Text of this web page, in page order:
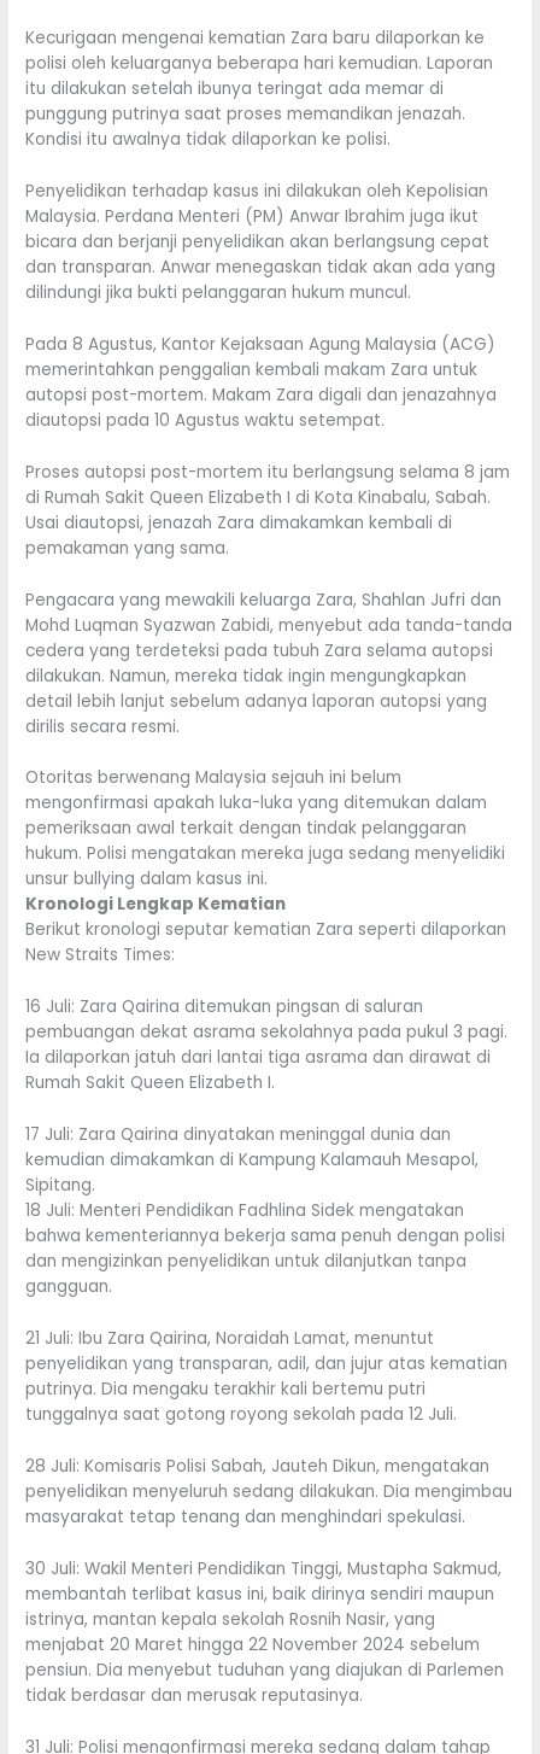
Kecurigaan mengenai kematian Zara baru dilaporkan ke
polisi oleh keluarganya beberapa hari kemudian. Laporan
itu dilakukan setelah ibunya teringat ada memar di
punggung putrinya saat proses memandikan jenazah.
Kondisi itu awalnya tidak dilaporkan ke polisi.
Penyelidikan terhadap kasus ini dilakukan oleh Kepolisian
Malaysia. Perdana Menteri (PM) Anwar Ibrahim juga ikut
bicara dan berjanji penyelidikan akan berlangsung cepat
dan transparan. Anwar menegaskan tidak akan ada yang
dilindungi jika bukti pelanggaran hukum muncul.
Pada 8 Agustus, Kantor Kejaksaan Agung Malaysia (ACG)
memerintahkan penggalian kembali makam Zara untuk
autopsi post-mortem. Makam Zara digali dan jenazahnya
diautopsi pada 10 Agustus waktu setempat.
Proses autopsi post-mortem itu berlangsung selama 8 jam
di Rumah Sakit Queen Elizabeth I di Kota Kinabalu, Sabah.
Usai diautopsi, jenazah Zara dimakamkan kembali di
pemakaman yang sama.
Pengacara yang mewakili keluarga Zara, Shahlan Jufri dan
Mohd Luqman Syazwan Zabidi, menyebut ada tanda-tanda
cedera yang terdeteksi pada tubuh Zara selama autopsi
dilakukan. Namun, mereka tidak ingin mengungkapkan
detail lebih lanjut sebelum adanya laporan autopsi yang
dirilis secara resmi.
Otoritas berwenang Malaysia sejauh ini belum
mengonfirmasi apakah luka-luka yang ditemukan dalam
pemeriksaan awal terkait dengan tindak pelanggaran
hukum. Polisi mengatakan mereka juga sedang menyelidiki
unsur bullying dalam kasus ini.
Kronologi Lengkap Kematian
Berikut kronologi seputar kematian Zara seperti dilaporkan
New Straits Times:
16 Juli: Zara Qairina ditemukan pingsan di saluran
pembuangan dekat asrama sekolahnya pada pukul 3 pagi.
Ia dilaporkan jatuh dari lantai tiga asrama dan dirawat di
Rumah Sakit Queen Elizabeth I.
17 Juli: Zara Qairina dinyatakan meninggal dunia dan
kemudian dimakamkan di Kampung Kalamauh Mesapol,
Sipitang.
18 Juli: Menteri Pendidikan Fadhlina Sidek mengatakan
bahwa kementeriannya bekerja sama penuh dengan polisi
dan mengizinkan penyelidikan untuk dilanjutkan tanpa
gangguan.
21 Juli: Ibu Zara Qairina, Noraidah Lamat, menuntut
penyelidikan yang transparan, adil, dan jujur atas kematian
putrinya. Dia mengaku terakhir kali bertemu putri
tunggalnya saat gotong royong sekolah pada 12 Juli.
28 Juli: Komisaris Polisi Sabah, Jauteh Dikun, mengatakan
penyelidikan menyeluruh sedang dilakukan. Dia mengimbau
masyarakat tetap tenang dan menghindari spekulasi.
30 Juli: Wakil Menteri Pendidikan Tinggi, Mustapha Sakmud,
membantah terlibat kasus ini, baik dirinya sendiri maupun
istrinya, mantan kepala sekolah Rosnih Nasir, yang
menjabat 20 Maret hingga 22 November 2024 sebelum
pensiun. Dia menyebut tuduhan yang diajukan di Parlemen
tidak berdasar dan merusak reputasinya.
31 Juli: Polisi mengonfirmasi mereka sedang dalam tahap